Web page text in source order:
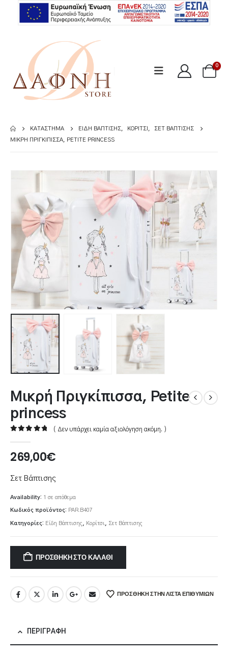
0
ΚΑΤΆΣΤΗΜΑ ΕΊΔΗ ΒΆΠΤΙΣΗΣ ΚΟΡΊΤΣΙ
ΣΕΤ ΒΆΠΤΙΣΗΣ
MΙΚΡΉ ΠΡΙΓΚΊΠΙΣΣΑ, PETITE PRINCESS
Mικρή Πριγκίπισσα, Petite
princess
( Δεν υπάρχει καμία αξιολόγηση ακόμη. )
269,00€
Σετ Βάπτισης
Availability: 1 σε απόθεμα
Κωδικός προϊόντος: PAR.B407
Κατηγορίες: Είδη Βάπτισης Κορίτσι Σετ Βάπτισης
ΠΡΟΣΘΉΚΗ ΣΤΟ ΚΑΛΆΘΙ
ΠΡΌΣΘΉΚΗ ΣΤΗΝ ΛΊΣΤΑ ΕΠΙΘΥΜΙΏΝ
ΠΕΡΙΓΡΑΦΉ